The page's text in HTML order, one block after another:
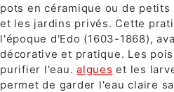
pots en céramique ou de
et les jardins privés. Cette
l'époque d'Edo (1603-1868),
décorative et pratique. Les
purifier l'eau. algues et les
permet de garder l'eau claire